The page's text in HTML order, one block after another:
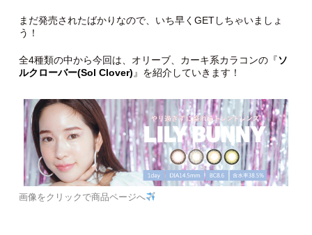
まだ発売されたばかりなので、いち早くGETしちゃいましょ
う！
全4種類の中から今回は、オリーブ、カーキ系カラコンの『ソ
ルクローバー(Sol Clover) 』を紹介していきます！
画像をクリックで商品ページへ